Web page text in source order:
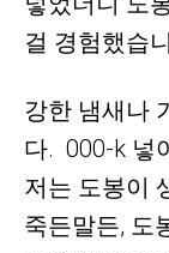
걸 경험했습
강한 냄새나
다. 000-k 넣
저는 도봉이
죽든말든, 도